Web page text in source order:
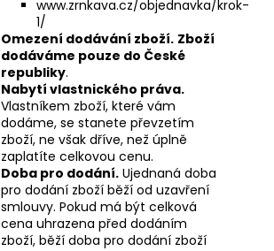
www.zrnkava.cz/objednavka/krok-
1/
Omezení dodávání zboží. Zboží
dodáváme pouze do České
republiky.
Nabytí vlastnického práva.
Vlastníkem zboží, které vám
dodáme, se stanete převzetím
zboží, ne však dříve, než úplně
zaplatíte celkovou cenu.
Doba pro dodání. Ujednaná doba
pro dodání zboží běží od uzavření
smlouvy. Pokud má být celková
cena uhrazena před dodáním
zboží, běží doba pro dodání zboží